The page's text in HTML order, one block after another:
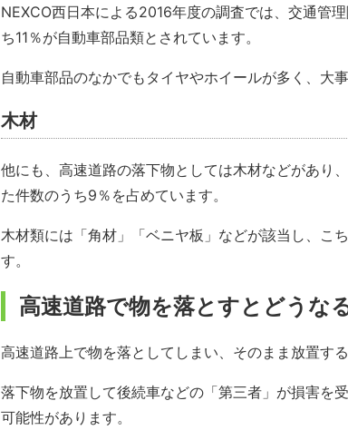
NEXCO西日本による2016年度の調査では、交通管
ち11％が自動車部品類とされています。
自動車部品のなかでもタイヤやホイールが多く、大
木材
他にも、高速道路の落下物としては木材などがあり
た件数のうち9％を占めています。
木材類には「角材」「ベニヤ板」などが該当し、こ
す。
高速道路で物を落とすとどうな
高速道路上で物を落としてしまい、そのまま放置す
落下物を放置して後続車などの「第三者」が損害を
可能性があります。